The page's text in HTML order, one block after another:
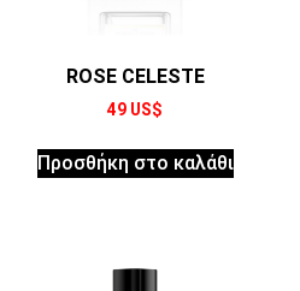
ROSE CELESTE
49 US$
Προσθήκη στο καλάθι